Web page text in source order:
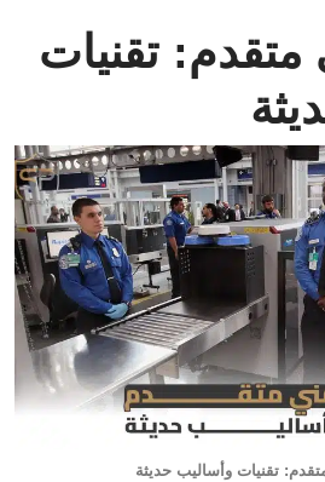
تقنيات
تقنيات وأساليب حديثة